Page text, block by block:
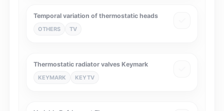
Temporal variation of thermostatic heads
OTHERS TV
Thermostatic radiator valves Keymark
KEYMARK KEYTV